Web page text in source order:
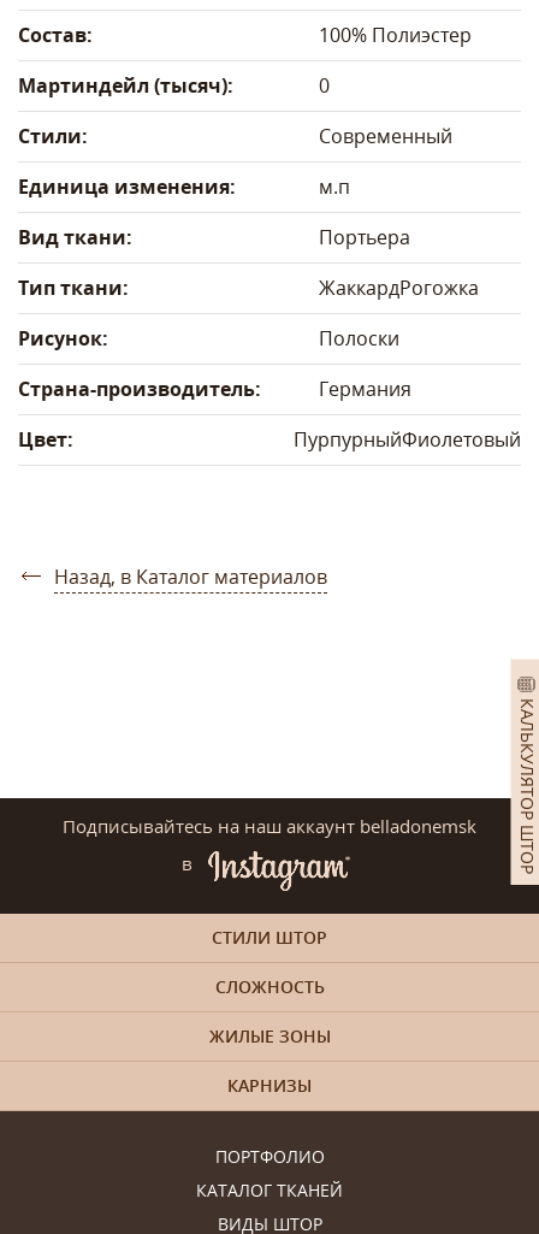
КАЛЬКУЛЯТОР ШТОР
Состав:
100% Полиэстер
Мартиндейл (тысяч):
0
Стили:
Современный
Единица изменения:
м.п
Вид ткани:
Портьера
Тип ткани:
ЖаккардРогожка
Рисунок:
Полоски
Страна-производитель:
Германия
Цвет:
ПурпурныйФиолетовый
Назад, в Каталог материалов
Подписывайтесь на наш аккаунт belladonemsk
в
ПОРТФОЛИО
КАТАЛОГ ТКАНЕЙ
ВИДЫ ШТОР
СТИЛИ ШТОР
СЛОЖНОСТЬ
ЖИЛЫЕ ЗОНЫ
КАРНИЗЫ